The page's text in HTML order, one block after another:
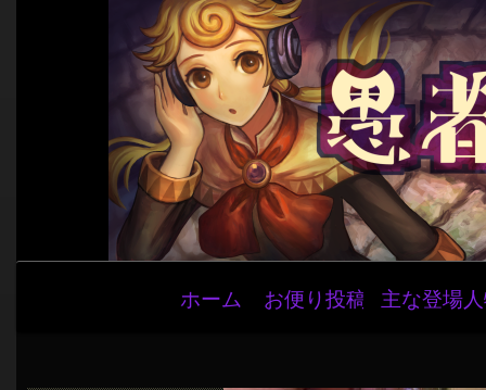
ホーム お便り投稿 主な登場